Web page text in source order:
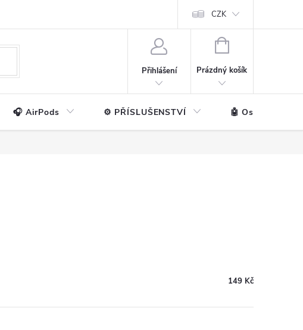
CZK
Přihlášení
NÁKUPNÍ
Prázdný košík
🎧 AirPods ⚙️ PŘÍSLUŠENSTVÍ 🤖 Ostatní
149 Kč